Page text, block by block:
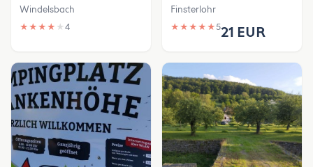
Windelsbach
★ ★ ★ ★ ★ 4
Finsterlohr
★ ★ ★ ★ ★521 EUR